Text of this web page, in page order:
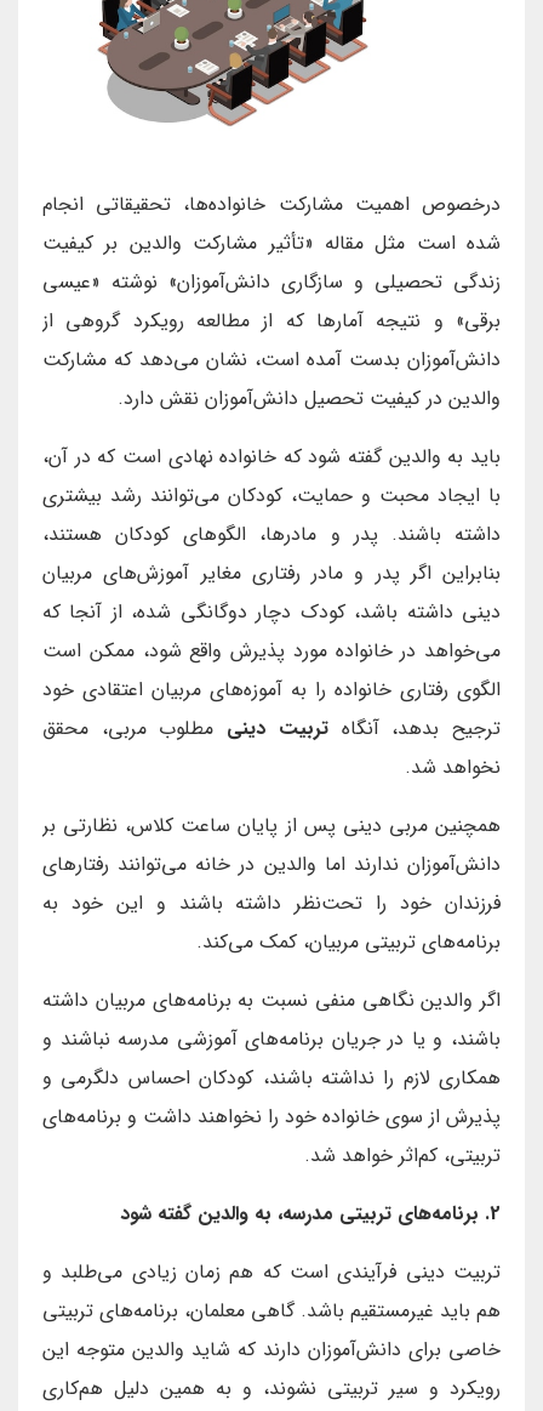
درخصوص اهمیت مشارکت خانواده‌ها، تحقیقاتی انجام
شده است مثل مقاله «تأثیر مشارکت والدین بر کیفیت
زندگی تحصیلی و سازگاری دانش‌آموزان» نوشته «عیسی
برقی» و نتیجه آمارها که از مطالعه رویکرد گروهی از
دانش‌آموزان بدست آمده است، نشان می‌دهد که مشارکت
والدین در کیفیت تحصیل دانش‌آموزان نقش دارد.
باید به والدین گفته شود که خانواده نهادی است که در آن،
با ایجاد محبت و حمایت، کودکان می‌توانند رشد بیشتری
داشته باشند. پدر و مادرها، الگوهای کودکان هستند،
بنابراین اگر پدر و مادر رفتاری مغایر آموزش‌های مربیان
دینی داشته باشد، کودک دچار دوگانگی شده، از آنجا که
می‌خواهد در خانواده مورد پذیرش واقع شود، ممکن است
الگوی رفتاری خانواده را به آموزه‌های مربیان اعتقادی خود
ترجیح بدهد، آنگاهتربیت دینی مطلوب مربی، محقق
نخواهد شد.
همچنین مربی دینی پس از پایان ساعت کلاس، نظارتی بر
دانش‌آموزان ندارند اما والدین در خانه می‌توانند رفتارهای
فرزندان خود را تحت‌نظر داشته باشند و این خود به
برنامه‌های تربیتی مربیان، کمک می‌کند.
اگر والدین نگاهی منفی نسبت به برنامه‌های مربیان داشته
باشند، و یا در جریان برنامه‌های آموزشی مدرسه نباشند و
همکاری لازم را نداشته باشند، کودکان احساس دلگرمی و
پذیرش از سوی خانواده خود را نخواهند داشت و برنامه‌های
تربیتی، کم‌اثر خواهد شد.
2. برنامه‌های تربیتی مدرسه، به والدین گفته شود
تربیت دینی فرآیندی است که هم زمان زیادی می‌طلبد و
هم باید غیرمستقیم باشد. گاهی معلمان، برنامه‌های تربیتی
خاصی برای دانش‌آموزان دارند که شاید والدین متوجه این
رویکرد و سیر تربیتی نشوند، و به همین دلیل هم‌کاری